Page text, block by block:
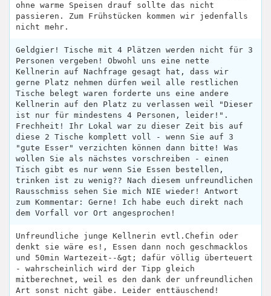
ohne warme Speisen drauf sollte das nicht
passieren. Zum Frühstücken kommen wir jedenfalls
nicht mehr.
Geldgier! Tische mit 4 Plätzen werden nicht für 3
Personen vergeben! Obwohl uns eine nette
Kellnerin auf Nachfrage gesagt hat, dass wir
gerne Platz nehmen dürfen weil alle restlichen
Tische belegt waren forderte uns eine andere
Kellnerin auf den Platz zu verlassen weil "Dieser
ist nur für mindestens 4 Personen, leider!".
Frechheit! Ihr Lokal war zu dieser Zeit bis auf
diese 2 Tische komplett voll - wenn Sie auf 3
"gute Esser" verzichten können dann bitte! Was
wollen Sie als nächstes vorschreiben - einen
Tisch gibt es nur wenn Sie Essen bestellen,
trinken ist zu wenig?? Nach diesem unfreundlichen
Rausschmiss sehen Sie mich NIE wieder! Antwort
zum Kommentar: Gerne! Ich habe euch direkt nach
dem Vorfall vor Ort angesprochen!
Unfreundliche junge Kellnerin evtl.Chefin oder
denkt sie wäre es!, Essen dann noch geschmacklos
und 50min Wartezeit--&gt; dafür völlig überteuert
- wahrscheinlich wird der Tipp gleich
mitberechnet, weil es den dank der unfreundlichen
Art sonst nicht gäbe. Leider enttäuschend!